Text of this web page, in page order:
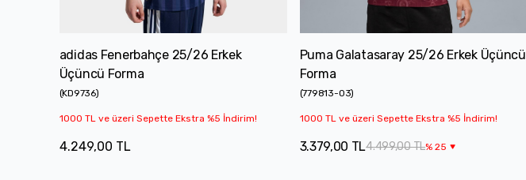
adidas Fenerbahçe 25/26 Erkek
Üçüncü Forma
(KD9736)
1000 TL ve üzeri Sepette Ekstra %5 İndirim!
4.249,00 TL
Puma Galatasaray 25/26 Erkek Üçüncü
Forma
(779813-03)
1000 TL ve üzeri Sepette Ekstra %5 İndirim!
4.499,00 TL%25
3.379,00 TL